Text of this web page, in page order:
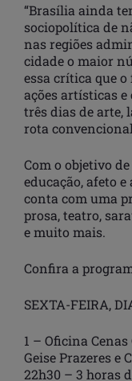
“Brasília ainda
sociopolítica de
nas regiões
cidade o maior
essa crítica que
ações artísticas
três dias de arte,
rota
Com o objetivo
educação, afeto
conta com uma
prosa, teatro,
e muito mais.
Confira a
SEXTA-FEIRA,
1 – Oficina
Geise Prazeres e
22h30 – 3 horas